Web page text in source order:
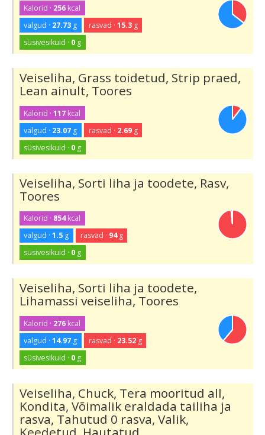
Kalorid · 256 kcal
valgud · 27.73 g rasvad · 15.3g
süsivesikuid · 0 g
Veiseliha, Grass toidetud, Strip praed,
Lean ainult, Toores
Kalorid ·117 kcal
valgud · 23.07 g rasvad · 2.69g
süsivesikuid · 0 g
Veiseliha, Sorti liha ja toodete, Rasv,
Toores
Kalorid · 854kcal
valgud ·1.5 g rasvad · 94g
süsivesikuid · 0 g
Veiseliha, Sorti liha ja toodete,
Lihamassi veiseliha, Toores
Kalorid · 276 kcal
valgud ·14.97 g rasvad · 23.52g
süsivesikuid · 0 g
Veiseliha, Chuck, Tera mooritud all,
Kondita, Võimalik eraldada tailiha ja
rasva, Tahutud 0 rasva, Valik,